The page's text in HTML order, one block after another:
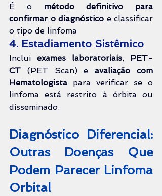
É o método definitivo para
confirmar o diagnóstico e classificar
o tipo de linfoma
4. Estadiamento Sistêmico
Inclui exames laboratoriais, PET-
CT (PET Scan) e avaliação com
Hematologista para verificar se o
linfoma está restrito à órbita ou
disseminado.
Diagnóstico Diferencial:
Outras Doenças Que
Podem Parecer Linfoma
Orbital